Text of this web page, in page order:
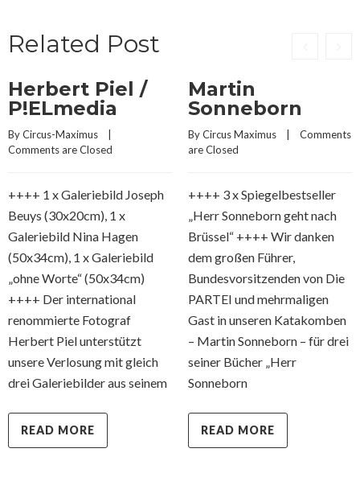
Related Post
Herbert Piel /
P!ELmedia
By Circus-Maximus
Comments are Closed
++++ 1 x Galeriebild Joseph
Beuys (30x20cm), 1 x
Galeriebild Nina Hagen
(50x34cm), 1 x Galeriebild
„ohne Worte“ (50x34cm)
++++ Der international
renommierte Fotograf
Herbert Piel unterstützt
unsere Verlosung mit gleich
drei Galeriebilder aus seinem
READ MORE
Martin
Sonneborn
By Circus Maximus
Comments
are Closed
++++ 3 x Spiegelbestseller
„Herr Sonneborn geht nach
Brüssel“ ++++ Wir danken
dem großen Führer,
Bundesvorsitzenden von Die
PARTEI und mehrmaligen
Gast in unseren Katakomben
– Martin Sonneborn – für drei
seiner Bücher „Herr
Sonneborn
READ MORE